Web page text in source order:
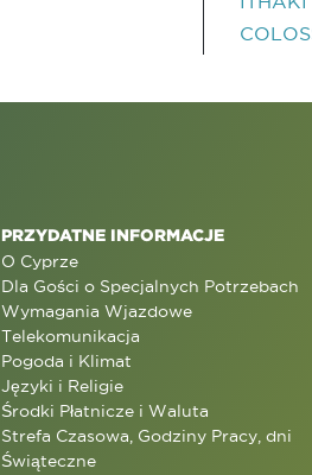
PRZYDATNE INFORMACJE
O Cyprze
Dla Gości o Specjalnych Potrzebach
Wymagania Wjazdowe
Telekomunikacja
Pogoda i Klimat
Języki i Religie
Środki Płatnicze i Waluta
Strefa Czasowa, Godziny Pracy, dni
Świąteczne